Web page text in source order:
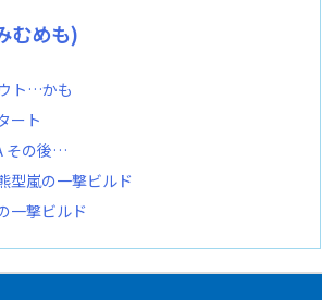
むめも)
ト…かも
ート
その後…
型嵐の一撃ビルド
一撃ビルド